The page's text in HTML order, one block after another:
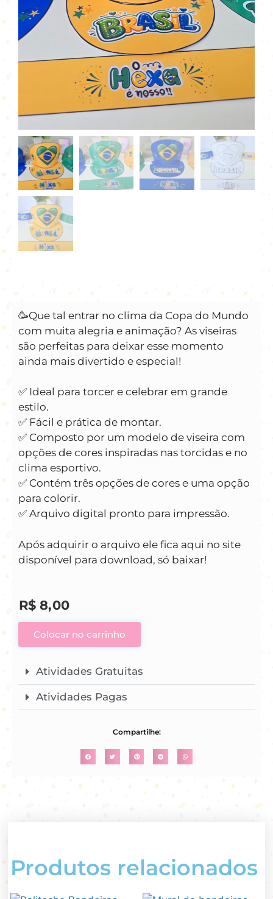
🥳Que tal entrar no clima da Copa do Mundo
com muita alegria e animação? As viseiras
são perfeitas para deixar esse momento
ainda mais divertido e especial!
✅️ Ideal para torcer e celebrar em grande
estilo.
✅️ Fácil e prática de montar.
✅️ Composto por um modelo de viseira com
opções de cores inspiradas nas torcidas e no
clima esportivo.
✅️ Contém três opções de cores e uma opção
para colorir.
✅️ Arquivo digital pronto para impressão.
Após adquirir o arquivo ele fica aqui no site
disponível para download, só baixar!
R$ 8,00
Colocar no carrinho
Atividades Gratuitas
Atividades Pagas
Compartilhe:
Produtos relacionados